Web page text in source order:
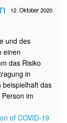
12. Oktober 2020
und des
einen
das Risiko
in
beispielhaft das
im
of COVID-19